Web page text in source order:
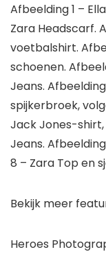
Afbeelding 1 –
Zara Headscarf.
voetbalshirt.
schoenen.
Jeans.
spijkerbroek,
Jack Jones-shirt,
Jeans.
8 – Zara Top en
Bekijk meer
Heroes